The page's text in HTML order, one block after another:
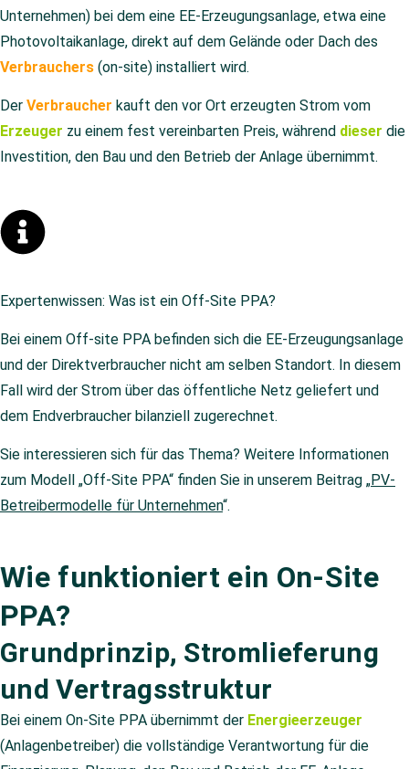
Unternehmen) bei dem eine EE-Erzeugungsanlage, etwa eine
Photovoltaikanlage, direkt auf dem Gelände oder Dach des
Verbrauchers (on-site) installiert wird.
Der Verbraucher kauft den vor Ort erzeugten Strom vom
Erzeuger zu einem fest vereinbarten Preis, während dieser die
Investition, den Bau und den Betrieb der Anlage übernimmt.
Expertenwissen: Was ist ein Off-Site PPA?
Bei einem Off-site PPA befinden sich die EE-Erzeugungsanlage
und der Direktverbraucher nicht am selben Standort. In diesem
Fall wird der Strom über das öffentliche Netz geliefert und
dem Endverbraucher bilanziell zugerechnet.
Sie interessieren sich für das Thema? Weitere Informationen
zum Modell „Off-Site PPA“ finden Sie in unserem Beitrag „PV-
Betreibermodelle für Unternehmen“.
Wie funktioniert ein On-Site
PPA?
Grundprinzip, Stromlieferung
und Vertragsstruktur
Bei einem On-Site PPA übernimmt der Energieerzeuger
(Anlagenbetreiber) die vollständige Verantwortung für die